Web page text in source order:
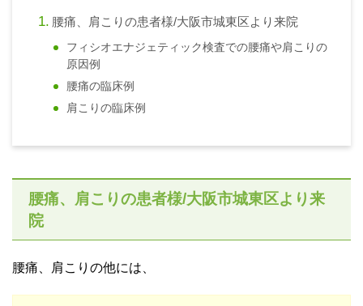
腰痛、肩こりの患者様/大阪市城東区より来院
フィシオエナジェティック検査での腰痛や肩こりの
原因例
腰痛の臨床例
肩こりの臨床例
腰痛、肩こりの患者様/大阪市城東区より来
院
腰痛、肩こりの他には、